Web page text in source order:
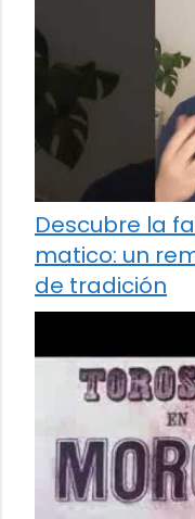
Descubre la
matico: un
de tradición